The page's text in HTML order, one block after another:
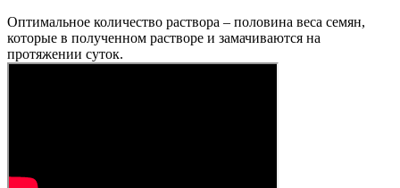
Оптимальное количество раствора – половина веса семян,
которые в полученном растворе и замачиваются на
протяжении суток.